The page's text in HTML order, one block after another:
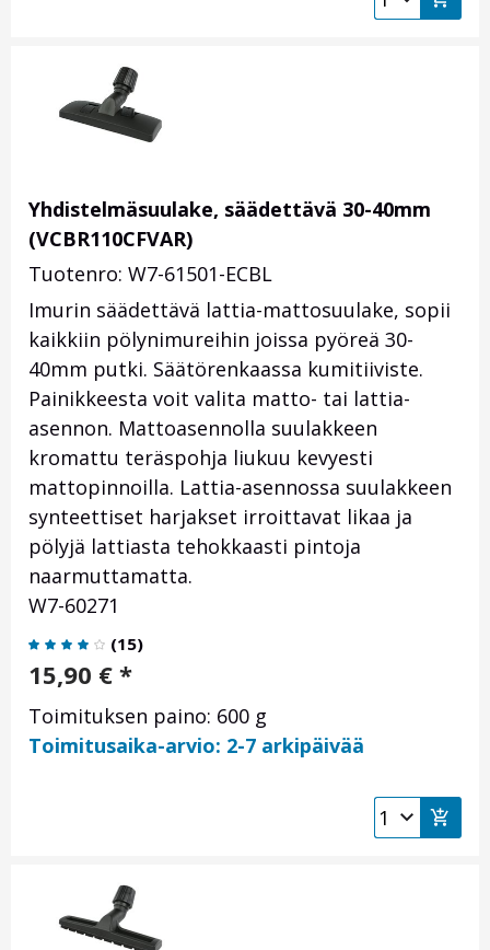
Yhdistelmäsuulake, säädettävä 30-40mm
(VCBR110CFVAR)
Tuotenro: W7-61501-ECBL
Imurin säädettävä lattia-mattosuulake, sopii
kaikkiin pölynimureihin joissa pyöreä 30-
40mm putki. Säätörenkaassa kumitiiviste.
Painikkeesta voit valita matto- tai lattia-
asennon. Mattoasennolla suulakkeen
kromattu teräspohja liukuu kevyesti
mattopinnoilla. Lattia-asennossa suulakkeen
synteettiset harjakset irroittavat likaa ja
pölyjä lattiasta tehokkaasti pintoja
naarmuttamatta.
W7-60271
(15)
15,90 € *
Toimituksen paino: 600 g
Toimitusaika-arvio: 2-7 arkipäivää